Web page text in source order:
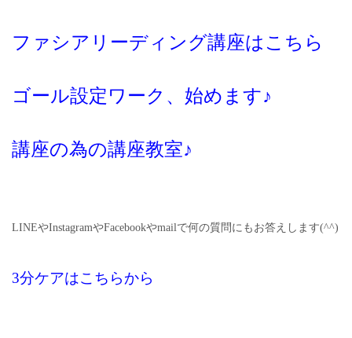
ファシアリーディング講座はこちら
ゴール設定ワーク、始めます♪
講座の為の講座教室♪
LINEやInstagramやFacebookやmailで何の質問にもお答えします(^^)
3分ケアはこちらから